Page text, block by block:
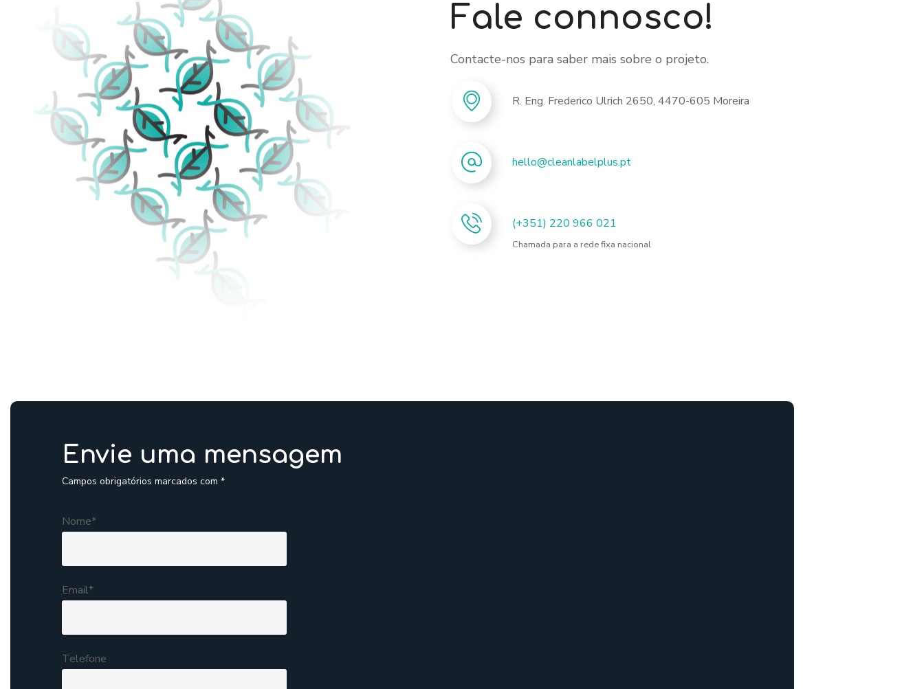
Fale connosco!
Contacte-nos para saber mais sobre o projeto.
R. Eng. Frederico Ulrich 2650, 4470-605 Moreira
hello@cleanlabelplus.pt
(+351) 220 966 021
Chamada para a rede fixa nacional
Envie uma mensagem
Campos obrigatórios marcados com *
Nome*
Email*
Telefone